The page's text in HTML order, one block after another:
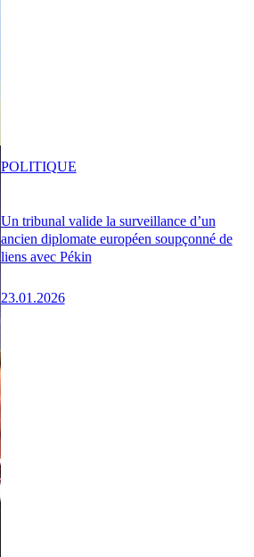
Un tribunal valide la surveillance d’un
ancien diplomate européen soupçonné de
liens avec Pékin
23.01.2026
POLITIQUE